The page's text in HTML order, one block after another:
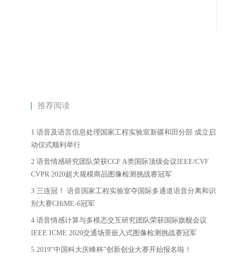
推荐阅读
1 语音及语言信息处理国家工程实验室新疆和田分部 成立启
动仪式顺利举行
2 语音情感研究团队荣获CCF A类国际顶级会议IEEE/CVF
CVPR 2020超大规模商品图像检测挑战赛冠军
3 三连冠！ 语音国家工程实验室夺国际多通道语音分离和识
别大赛CHiME-6冠军
4 语音情感计算与多模态交互研究团队荣获国际旗舰会议
IEEE ICME 2020交通场景嵌入式图像检测挑战赛冠军
5 2019“中国科大庆峰杯”创新创业大赛开始报名啦！